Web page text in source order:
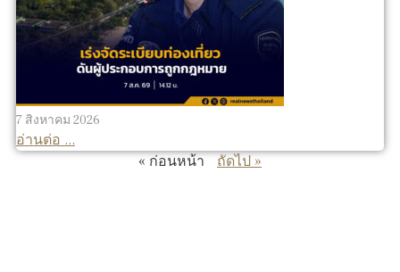
7 สิงหาคม 2026
อ่านต่อ ...
« ก่อนหน้า
ถัดไป »